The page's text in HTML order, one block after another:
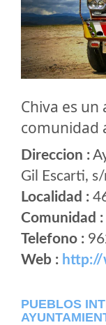
Chiva es
comunidad
Direccion :
Gil Escarti,
Localidad :
Comunidad :
Telefono :
Web : http://
PUEBLOS